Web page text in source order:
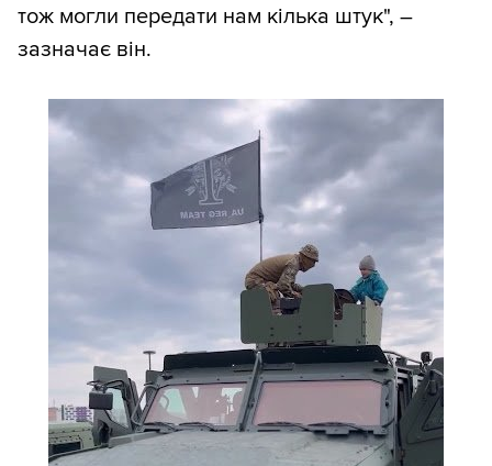
тож могли передати нам кілька штук", –
зазначає він.